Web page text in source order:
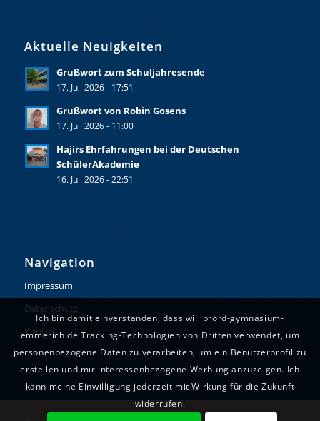
Aktuelle Neuigkeiten
Grußwort zum Schuljahresende
17. Juli 2026 - 17:51
Grußwort von Robin Gosens
17. Juli 2026 - 11:00
Hajirs Ehrfahrungen bei der Deutschen
SchülerAkademie
16. Juli 2026 - 22:51
Navigation
Impressum
Datenschutz
Kontakt
Ich bin damit einverstanden, dass willibrord-gymnasium-
emmerich.de Tracking-Technologien von Dritten verwendet, um
personenbezogene Daten zu verarbeiten, um ein Benutzerprofil zu
erstellen und mir interessenbezogene Werbung anzuzeigen. Ich
kann meine Einwilligung jederzeit mit Wirkung für die Zukunft
widerrufen.